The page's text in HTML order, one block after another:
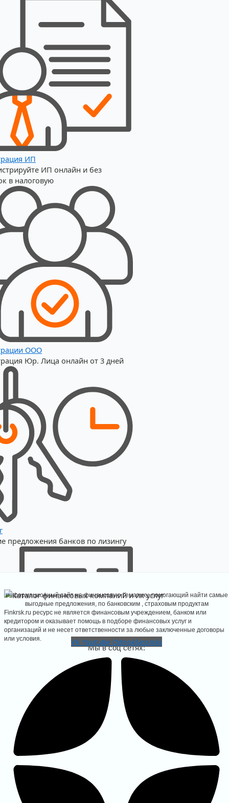
ИП
ИП онлайн и без
в налоговую
OOO
Юр. Лица онлайн от 3 дней
предложения банков по лизингу
расчетный счет РКО
расчетный счет онлайн для
бизнеса, подбор тарифов РКО
на сайте
информационный сайт на финансовую тематику, помогающий найти самые
выгодные предложения, по банковским , страховым продуктам
Finkrsk.ru ресурс не является финансовым учреждением, банком или
кредитором и оказывает помощь в подборе финансовых услуг и
организаций и не несет ответственности за любые заключенные договоры
или условия.
Мы в соц сетях:
Vk Youtube Odnoklassniki